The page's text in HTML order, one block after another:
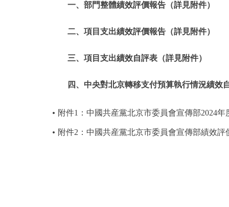
一、部門整體績效評價報告（詳見附件）
二、項目支出績效評價報告（詳見附件）
三、項目支出績效自評表（詳見附件）
四、中央對北京轉移支付預算執行情況績效
附件1：中國共産黨北京市委員會宣傳部2024年
附件2：中國共産黨北京市委員會宣傳部績效評